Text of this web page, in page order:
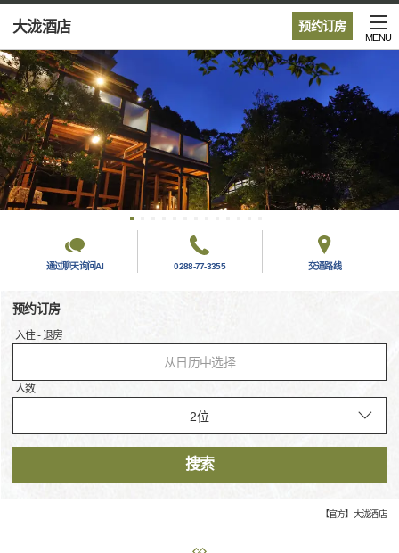
预约订房
大泷酒店
MENU
通过聊天询问AI 0288-77-3355 交通路线
预约订房
入住 - 退房
从日历中选择
人数
搜索
【官方】大泷酒店